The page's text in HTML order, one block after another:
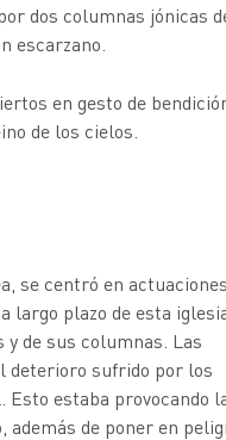
dos columnas jónicas
escarzano.
en gesto de
de los cielos.
se centró en
largo plazo de esta
de sus columnas. Las
deterioro sufrido por los
estaba provocando
además de poner en